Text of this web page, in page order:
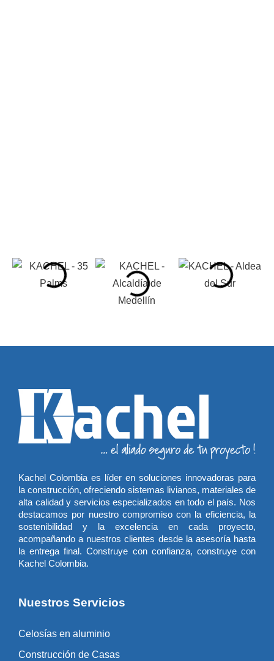
Kachel Colombia es líder en soluciones innovadoras para
la construcción, ofreciendo sistemas livianos, materiales de
alta calidad y servicios especializados en todo el país. Nos
destacamos por nuestro compromiso con la eficiencia, la
sostenibilidad y la excelencia en cada proyecto,
acompañando a nuestros clientes desde la asesoría hasta
la entrega final. Construye con confianza, construye con
Kachel Colombia.
Nuestros Servicios
Celosías en aluminio
Construcción de Casas